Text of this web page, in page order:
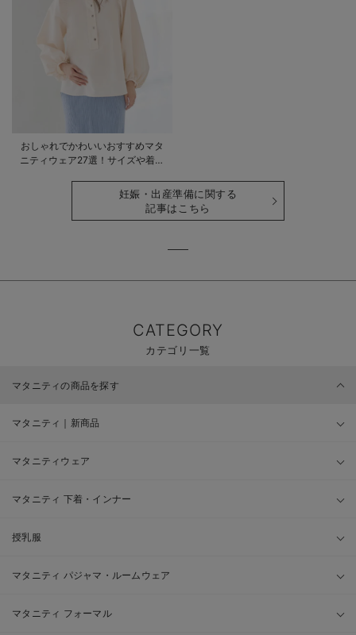
おしゃれでかわいいおすすめマタ
ニティウェア27選！サイズや着る
妊娠・出産準備に関する
記事はこちら
CATEGORY
カテゴリ一覧
マタニティの商品を探す
マタニティ｜新商品
マタニティウェア
マタニティ 下着・インナー
授乳服
マタニティ パジャマ・ルームウェア
マタニティ フォーマル